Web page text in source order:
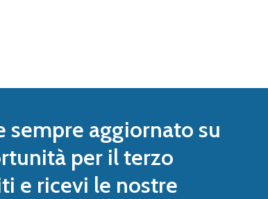
sempre aggiornato su
per il terzo
e ricevi le nostre